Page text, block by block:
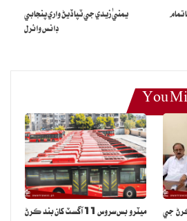
برائوزر اپ ٽو ڊيٽ آهي، جيڪڏهن نه هوندو ته
يمنيٰ زيدي جي ٽپا ڏيڻ واري پنجابي
ڊانس وائرل
You
ڪرڻ جي
ميٽرو بس سروس 11 آگسٽ کان بند ڪرڻ